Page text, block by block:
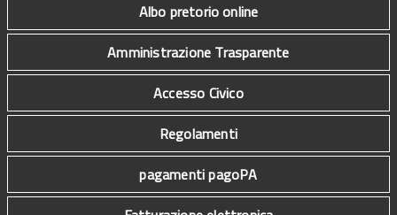
Albo pretorio online
Amministrazione Trasparente
Accesso Civico
Regolamenti
pagamenti pagoPA